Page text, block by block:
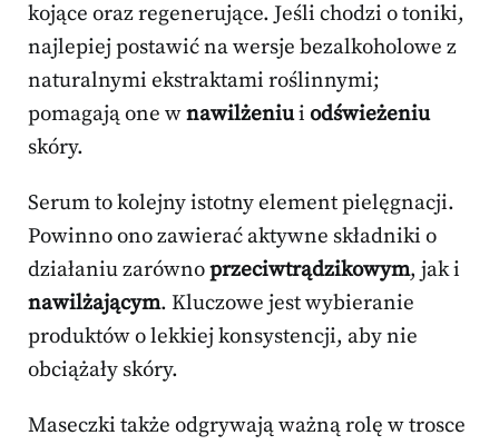
kojące oraz regenerujące. Jeśli chodzi o toniki,
najlepiej postawić na wersje bezalkoholowe z
naturalnymi ekstraktami roślinnymi;
pomagają one wnawilżeniui odświeżeniu
skóry.
Serum to kolejny istotny element pielęgnacji.
Powinno ono zawierać aktywne składniki o
działaniu zarównoprzeciwtrądzikowym, jak i
nawilżającym. Kluczowe jest wybieranie
produktów o lekkiej konsystencji, aby nie
obciążały skóry.
Maseczki także odgrywają ważną rolę w trosce